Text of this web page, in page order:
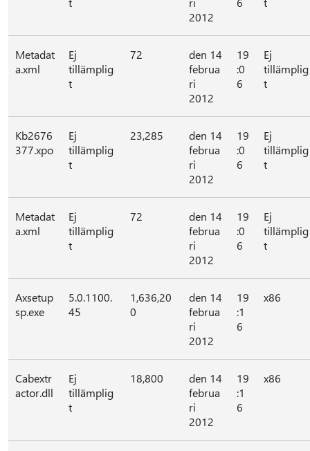
2012
Metadat
a.xml
Ej
tillämplig
t
72
den 14
februa
ri
2012
19
:0
6
Ej
tillämplig
t
Kb2676
377.xpo
Ej
tillämplig
t
23,285
den 14
februa
ri
2012
19
:0
6
Ej
tillämplig
t
Metadat
a.xml
Ej
tillämplig
t
72
den 14
februa
ri
2012
19
:0
6
Ej
tillämplig
t
Axsetup
sp.exe
5.0.1100.
45
1,636,20
0
den 14
februa
ri
2012
19
:1
6
x86
Cabextr
actor.dll
Ej
tillämplig
t
18,800
den 14
februa
ri
2012
19
:1
6
x86